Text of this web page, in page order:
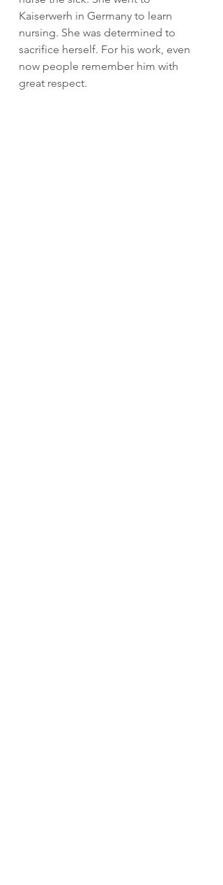
Kaiserwerh in Germany to learn
nursing. She was determined to
sacrifice herself. For his work, even
now people remember him with
great respect.